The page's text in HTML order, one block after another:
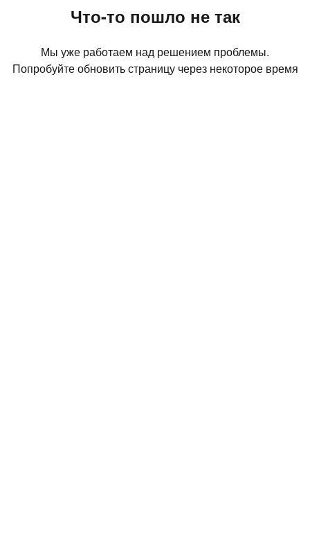
Что-то пошло не так
Мы уже работаем над решением проблемы.
Попробуйте обновить страницу через некоторое время